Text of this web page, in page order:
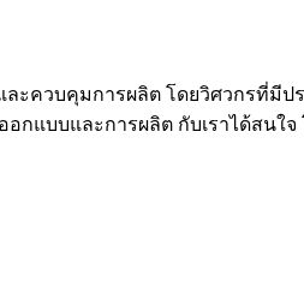
ควบคุมการผลิต โดยวิศวกรที่มี
บและการผลิต กับเราได้สนใจ โท